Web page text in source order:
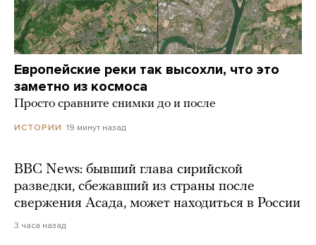
Европейские реки так высохли, что это
заметно из космоса
Просто сравните снимки до и после
ИСТОРИИ 19 минут назад
BBC News: бывший глава сирийской
разведки, сбежавший из страны после
свержения Асада, может находиться в России
3 часа назад